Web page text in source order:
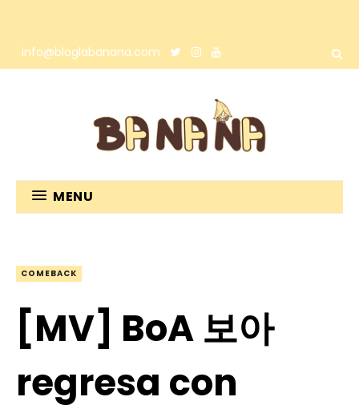
info@bloglabanana.com
MENU
COMEBACK
[MV] BoA 보아
regresa con